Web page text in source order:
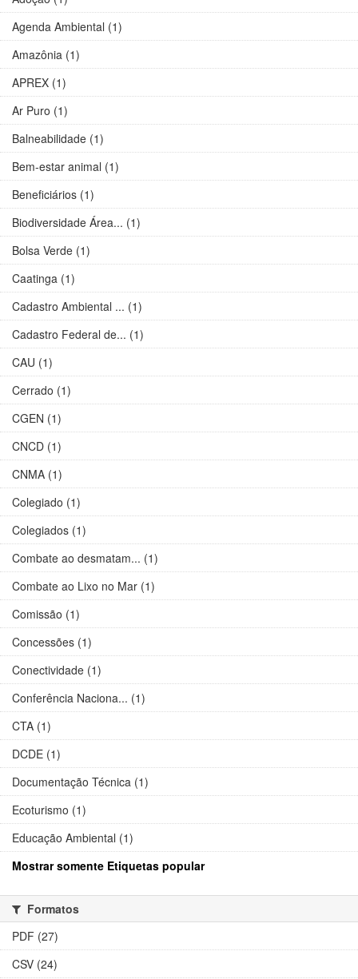
Agenda Ambiental (1)
Amazônia (1)
APREX (1)
Ar Puro (1)
Balneabilidade (1)
Bem-estar animal (1)
Beneficiários (1)
Biodiversidade Área... (1)
Bolsa Verde (1)
Caatinga (1)
Cadastro Ambiental ... (1)
Cadastro Federal de... (1)
CAU (1)
Cerrado (1)
CGEN (1)
CNCD (1)
CNMA (1)
Colegiado (1)
Colegiados (1)
Combate ao desmatam... (1)
Combate ao Lixo no Mar (1)
Comissão (1)
Concessões (1)
Conectividade (1)
Conferência Naciona... (1)
CTA (1)
DCDE (1)
Documentação Técnica (1)
Ecoturismo (1)
Educação Ambiental (1)
Mostrar somente Etiquetas popular
Formatos
PDF (27)
CSV (24)